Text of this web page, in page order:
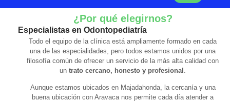
¿Por qué elegirnos?
Especialistas en Odontopediatría
Todo el equipo de la clínica está ampliamente formado en cada
una de las especialidades, pero todos estamos unidos por una
filosofía común de ofrecer un servicio de la más alta calidad con
un trato cercano, honesto y profesional .
Aunque estamos ubicados en Majadahonda, la cercanía y una
buena ubicación con Aravaca nos permite cada día atender a